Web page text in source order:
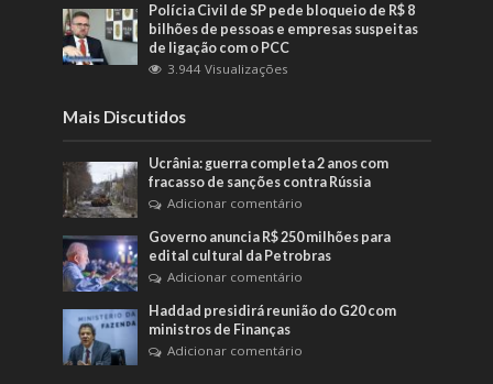
Polícia Civil de SP pede bloqueio de R$ 8
bilhões de pessoas e empresas suspeitas
de ligação com o PCC
3.944 Visualizações
Mais Discutidos
Ucrânia: guerra completa 2 anos com
fracasso de sanções contra Rússia
Adicionar comentário
Governo anuncia R$ 250 milhões para
edital cultural da Petrobras
Adicionar comentário
Haddad presidirá reunião do G20 com
ministros de Finanças
Adicionar comentário